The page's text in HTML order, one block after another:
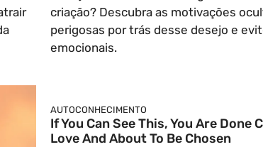
criação? Descubra as motivações
perigosas por trás desse desejo e
emocionais.
AUTOCONHECIMENTO
If You Can See This, You Are Done
Love And About To Be Chosen